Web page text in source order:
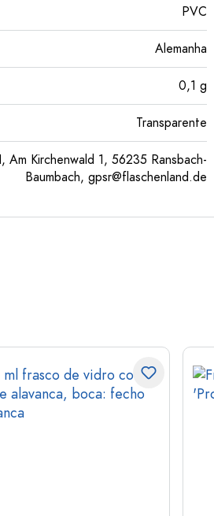
PVC
Alemanha
0,1 g
Transparente
Am Kirchenwald 1, 56235 Ransbach-
Baumbach, gpsr@flaschenland.de